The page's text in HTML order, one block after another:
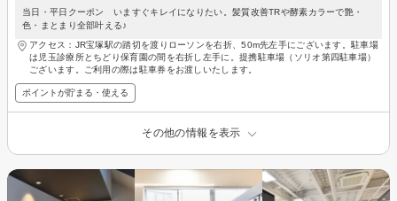
当日・平日クーポン いますぐキレイになりたい。髪質改善TRや酵素カラーで艶・
色・まとまり全部叶える♪
アクセス：JR宝塚駅の踏切を渡りローソンを右折、50m先左手にございます。駐車場
は児玉診療所とちどり保育園の間を右折し左手に。提携駐車場（ソリオ第四駐車場）
ございます。ご利用の際は駐車券をお渡しいたします。
ポイントが貯まる・使える
その他の情報を表示